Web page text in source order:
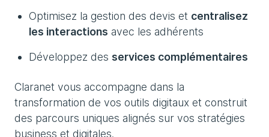
Optimisez la gestion des devis et centralisez
les interactions avec les adhérents
Développez des services complémentaires
Claranet vous accompagne dans la
transformation de vos outils digitaux et construit
des parcours uniques alignés sur vos stratégies
business et digitales.